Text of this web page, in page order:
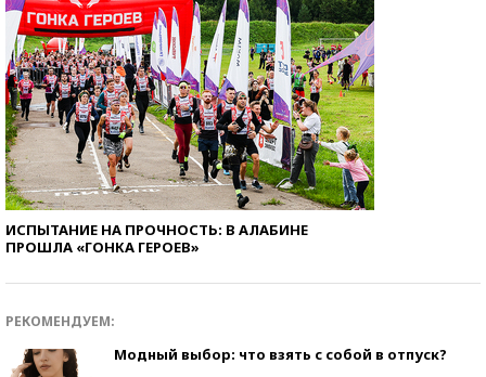
ИСПЫТАНИЕ НА ПРОЧНОСТЬ: В АЛАБИНЕ
ПРОШЛА «ГОНКА ГЕРОЕВ»
РЕКОМЕНДУЕМ:
Модный выбор: что взять с собой в отпуск?